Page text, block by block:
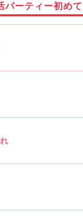
パーティー初め